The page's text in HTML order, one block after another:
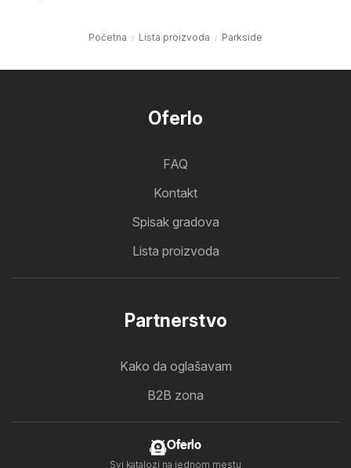
Početna Lista proizvoda Parkside
Oferlo
FAQ
Kontakt
Spisak gradova
Lista proizvoda
Partnerstvo
Kako da oglašavam
B2B zona
Oferlo
Svi katalozi na jednom mestu